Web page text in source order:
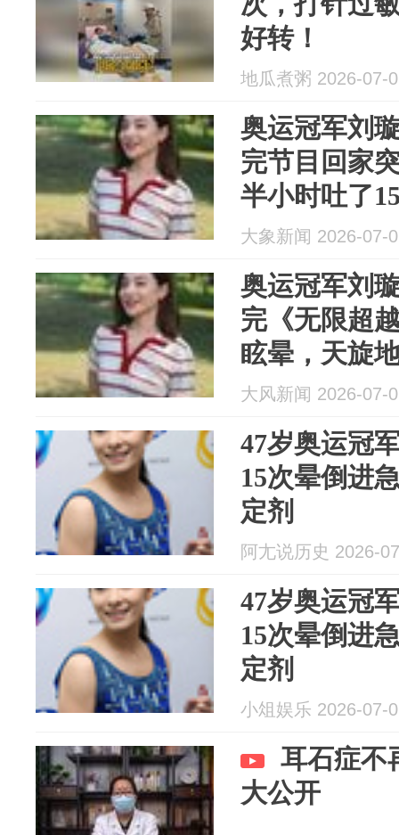
好转！
地瓜煮粥 2026-07-
奥运冠军刘
完节目回家
半小时吐了
大象新闻 2026-07-
奥运冠军刘
完《无限超
眩晕，天旋
半小时吐了
大风新闻 2026-07-
47岁奥运冠
15次晕倒进
定剂
阿尢说历史 2026-
47岁奥运冠
15次晕倒进
定剂
小俎娱乐 2026-07-
耳石症不
大公开